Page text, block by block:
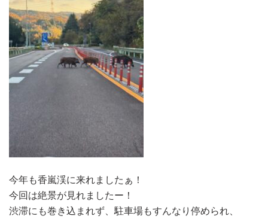
今年も香嵐渓に来れましたぁ！
今回は絶景が見れましたー！
渋滞にも巻き込まれず、駐車場もすんなり停められ、